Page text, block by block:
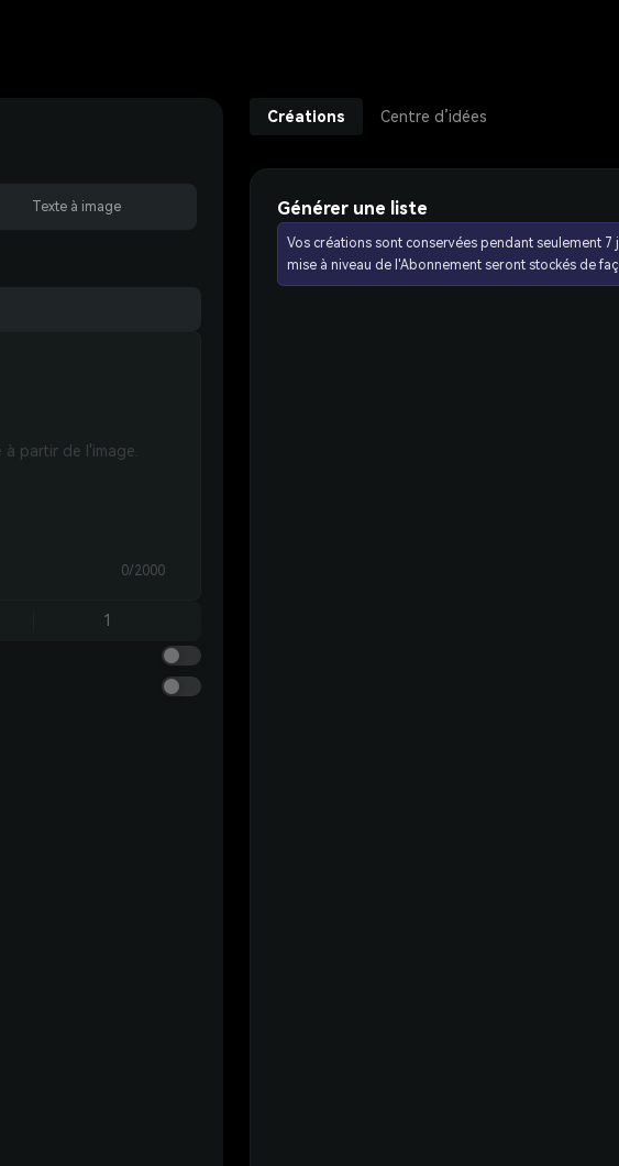
Texte à image
0/2000
1
Créations Centre d’idées
Générer une liste
Vos créations sont conservées pendant seulement 7
mise à niveau de l'Abonnement seront stockés de